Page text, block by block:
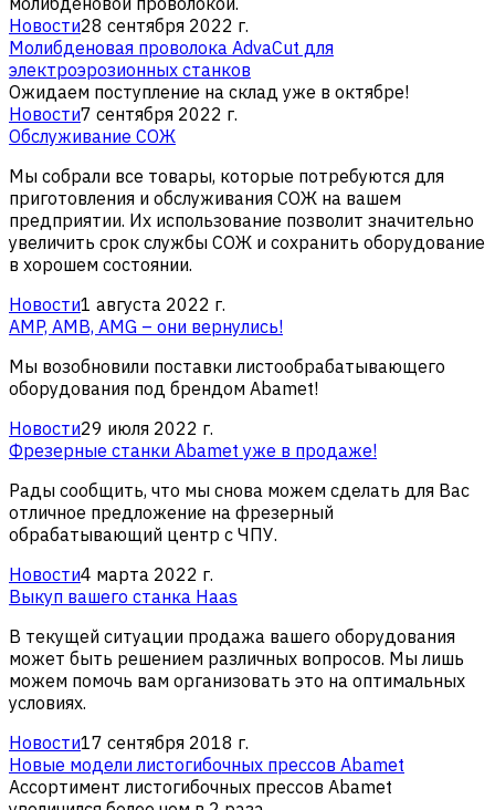
Новости28 сентября 2022 г.
Молибденовая проволока AdvaCut для
электроэрозионных станков
Ожидаем поступление на склад уже в октябре!
Новости7 сентября 2022 г.
Обслуживание СОЖ
Мы собрали все товары, которые потребуются для
приготовления и обслуживания СОЖ на вашем
предприятии. Их использование позволит значительно
увеличить срок службы СОЖ и сохранить оборудование
в хорошем состоянии.
Новости1 августа 2022 г.
AMP, AMB, AMG – они вернулись!
Мы возобновили поставки листообрабатывающего
оборудования под брендом Abamet!
Новости29 июля 2022 г.
Фрезерные станки Abamet уже в продаже!
Рады сообщить, что мы снова можем сделать для Вас
отличное предложение на фрезерный
обрабатывающий центр с ЧПУ.
Новости4 марта 2022 г.
Выкуп вашего станка Haas
В текущей ситуации продажа вашего оборудования
может быть решением различных вопросов. Мы лишь
можем помочь вам организовать это на оптимальных
условиях.
Новости17 сентября 2018 г.
Новые модели листогибочных прессов Abamet
Ассортимент листогибочных прессов Abamet